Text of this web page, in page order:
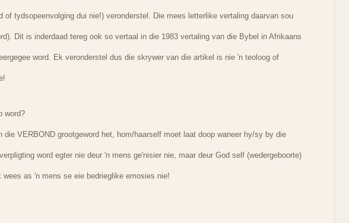
of tydsopeenvolging dui nie!) veronderstel. Die mees letterlike vertaling daarvan sou
Dit is inderdaad tereg ook so vertaal in die 1983 vertaling van die Bybel in Afrikaans
word. Ek veronderstel dus die skrywer van die artikel is nie 'n teoloog of
word?
VERBOND grootgeword het, hom/haarself moet laat doop waneer hy/sy by die
word egter nie deur 'n mens ge'nisier nie, maar deur God self (wedergeboorte)
as 'n mens se eie bedrieglike emosies nie!